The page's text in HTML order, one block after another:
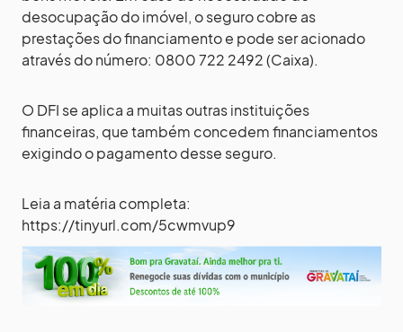
desocupação do imóvel, o seguro cobre as
prestações do financiamento e pode ser acionado
através do número: 0800 722 2492 (Caixa).
O DFI se aplica a muitas outras instituições
financeiras, que também concedem financiamentos
exigindo o pagamento desse seguro.
Leia a matéria completa:
https://tinyurl.com/5cwmvup9